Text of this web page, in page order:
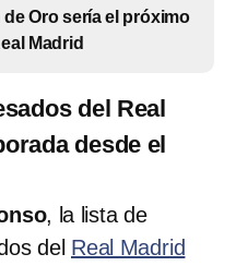
Oro sería el próximo
Madrid
del Real
desde el
, la lista de
del Real Madrid